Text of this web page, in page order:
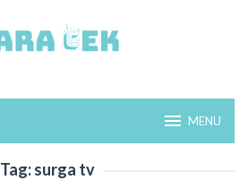
MENU
Tag:surga tv